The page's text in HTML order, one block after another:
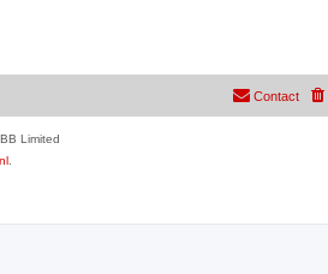
Contact
Limited